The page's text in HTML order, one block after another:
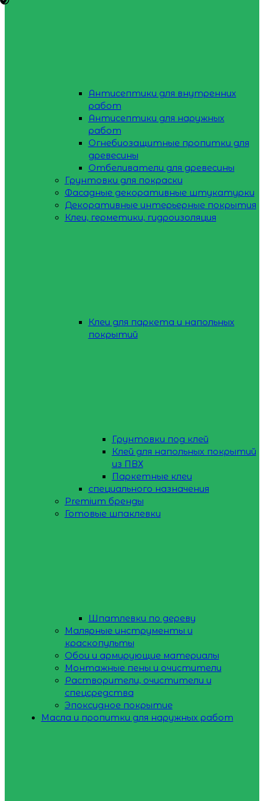
Антисептики для внутренних
работ
Антисептики для наружных
работ
Огнебиозащитные пропитки для
древесины
Отбеливатели для древесины
Грунтовки для покраски
Фасадные декоративные штукатурки
Декоративные интерьерные покрытия
Клеи, герметики, гидроизоляция
Клеи для паркета и напольных
покрытий
Грунтовки под клей
Клей для напольных покрытий
из ПВХ
Паркетные клеи
специального назначения
Premium бренды
Готовые шпаклевки
Шпатлевки по дереву
Малярные инструменты и
краскопульты
Обои и армирующие материалы
Монтажные пены и очистители
Растворители, очистители и
спецсредства
Эпоксидное покрытие
Масла и пропитки для наружных работ